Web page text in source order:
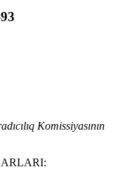
Komissiyasının